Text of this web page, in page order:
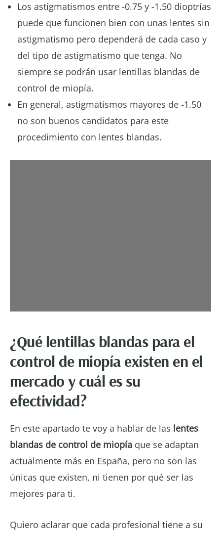
Los astigmatismos entre -0.75 y -1.50 dioptrías
puede que funcionen bien con unas lentes sin
astigmatismo pero dependerá de cada caso y
del tipo de astigmatismo que tenga. No
siempre se podrán usar lentillas blandas de
control de miopía.
En general, astigmatismos mayores de -1.50
no son buenos candidatos para este
procedimiento con lentes blandas.
¿Qué lentillas blandas para el
control de miopía existen en el
mercado y cuál es su
efectividad?
En este apartado te voy a hablar de las lentes
blandas de control de miopía que se adaptan
actualmente más en España, pero no son las
únicas que existen, ni tienen por qué ser las
mejores para ti.
Quiero aclarar que cada profesional tiene a su